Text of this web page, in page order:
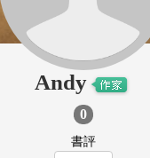
Andy
0
書評